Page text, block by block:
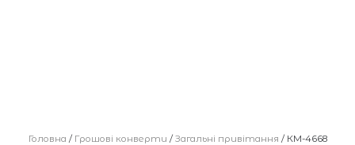
Головна / Грошові конверти / Загальні привітання / КМ-4668